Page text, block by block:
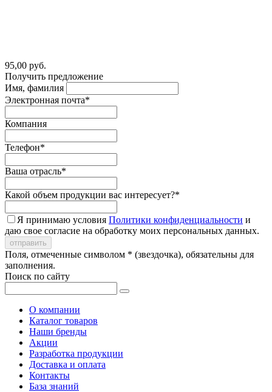
95,00 руб.
Получить предложение
Имя, фамилия
Электронная почта*
Компания
Телефон*
Ваша отрасль*
Какой объем продукции вас интересует?*
Я принимаю условия Политики конфиденциальности и
даю свое согласие на обработку моих персональных данных.
Поля, отмеченные символом * (звездочка), обязательны для
заполнения.
Поиск по сайту
О компании
Каталог товаров
Наши бренды
Акции
Разработка продукции
Доставка и оплата
Контакты
База знаний